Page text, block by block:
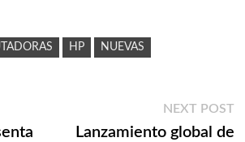
HP NUEVAS
NEXT POST
Lanzamiento global de